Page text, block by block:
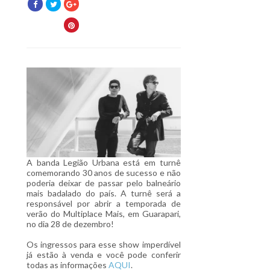
A banda Legião Urbana está em turnê
comemorando 30 anos de sucesso e não
poderia deixar de passar pelo balneário
mais badalado do país. A turnê será a
responsável por abrir a temporada de
verão do Multiplace Mais, em Guarapari,
no dia 28 de dezembro!
Os ingressos para esse show imperdível
já estão à venda e você pode conferir
todas as informações AQUI.